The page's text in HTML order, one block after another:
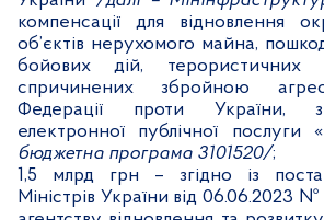
компенсації для відновлення
об’єктів нерухомого майна,
бойових дій, терористичних
спричинених збройною
Федерації проти України, з
електронної публічної послуги
бюджетна програма 3101520/;
1,5 млрд грн – згідно із
Міністрів України від 06.06.2023